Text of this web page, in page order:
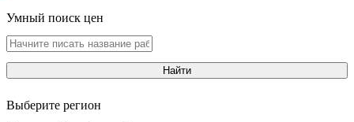
Умный поиск цен
Найти
Выберите регион